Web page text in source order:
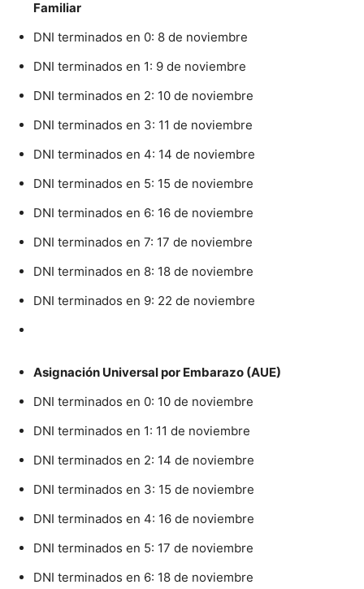
Familiar
DNI terminados en 0: 8 de noviembre
DNI terminados en 1: 9 de noviembre
DNI terminados en 2: 10 de noviembre
DNI terminados en 3: 11 de noviembre
DNI terminados en 4: 14 de noviembre
DNI terminados en 5: 15 de noviembre
DNI terminados en 6: 16 de noviembre
DNI terminados en 7: 17 de noviembre
DNI terminados en 8: 18 de noviembre
DNI terminados en 9: 22 de noviembre
Asignación Universal por Embarazo (AUE)
DNI terminados en 0: 10 de noviembre
DNI terminados en 1: 11 de noviembre
DNI terminados en 2: 14 de noviembre
DNI terminados en 3: 15 de noviembre
DNI terminados en 4: 16 de noviembre
DNI terminados en 5: 17 de noviembre
DNI terminados en 6: 18 de noviembre